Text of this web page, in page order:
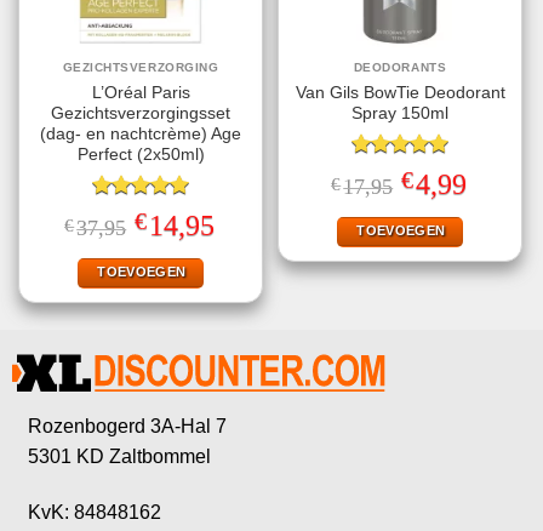
GEZICHTSVERZORGING
L’Oréal Paris
Gezichtsverzorgingsset
(dag- en nachtcrème) Age
Perfect (2x50ml)
Gewaardeerd
5.00uit 5
€37,95 Oorspronkelijke
prijs
was:
€37,95.
€14,95prijs
TOEVOEGEN
DEODORANTS
Van Gils BowTie Deodorant
Spray 150ml
Gewaardeerd
5.00uit 5
€17,95 Oorspronkelijke
prijs
was:
€17,95.
€4,99Huidige
prijs
TOEVOEGEN
Rozenbogerd 3A-Hal 7
5301 KD Zaltbommel
KvK: 84848162